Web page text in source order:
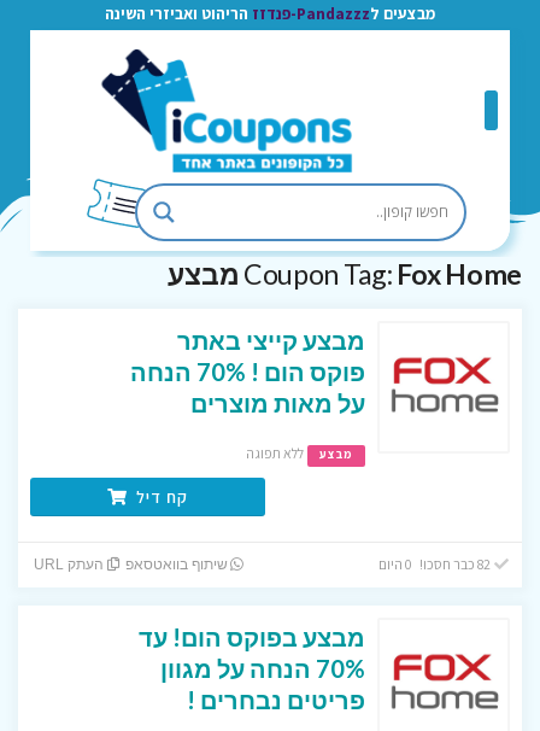
מבצעים לPandazzz-פנדזז הריהוט ואביזרי השינה
Coupon Tag: Fox Home מבצע
מבצע קייצי באתר
פוקס הום ! 70% הנחה
על מאות מוצרים
מבצע ללא תפוגה
קח דיל
82 כבר חסכו! 0 היום שיתוף בוואטסאפ העתק URL
מבצע בפוקס הום! עד
70% הנחה על מגוון
פריטים נבחרים !